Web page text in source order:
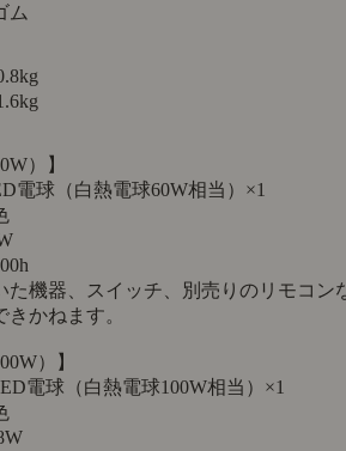
ム
）】
電球（白熱電球60W相当）×1
た機器、スイッチ、別売りのリモコン
かねます。
）】
電球（白熱電球100W相当）×1